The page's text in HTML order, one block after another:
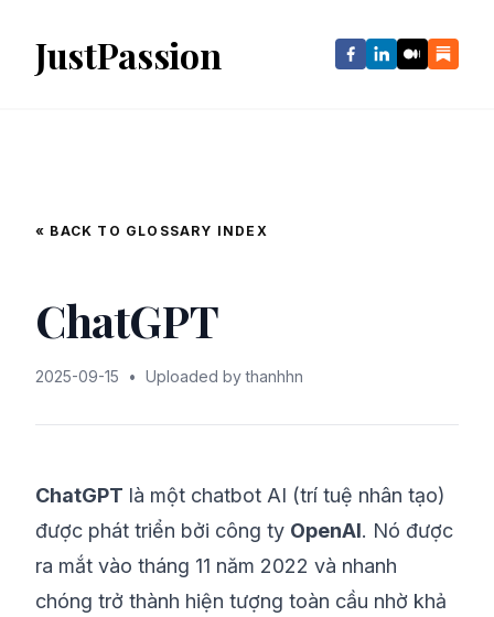
JustPassion
« BACK TO GLOSSARY INDEX
ChatGPT
2025-09-15 • Uploaded by thanhhn
ChatGPT là một chatbot AI (trí tuệ nhân tạo)
được phát triển bởi công ty OpenAI. Nó được
ra mắt vào tháng 11 năm 2022 và nhanh
chóng trở thành hiện tượng toàn cầu nhờ khả